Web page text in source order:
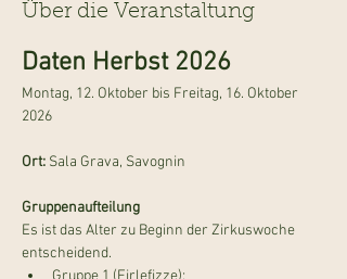
Über die Veranstaltung
Daten Herbst 2026
Montag, 12. Oktober bis Freitag, 16. Oktober
2026
Ort: Sala Grava, Savognin
Gruppenaufteilung
Es ist das Alter zu Beginn der Zirkuswoche
entscheidend.